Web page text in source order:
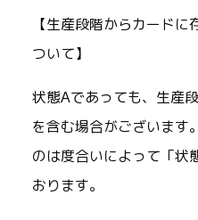
【生産段階からカードに
ついて】
状態Aであっても、生産
を含む場合がございます
のは度合いによって「状
おります。